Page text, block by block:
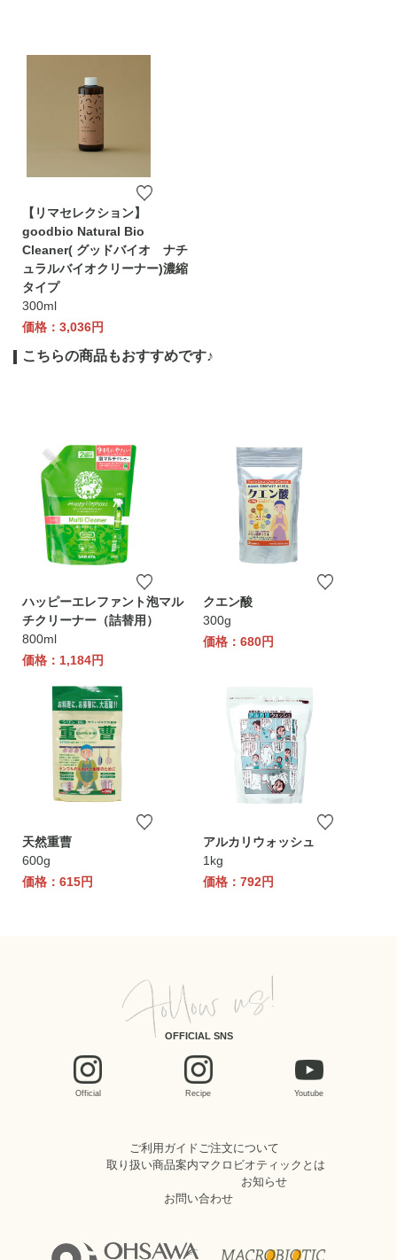
【リマセレクション】
goodbio Natural Bio
Cleaner( グッドバイオ ナチ
ュラルバイオクリーナー)濃縮
タイプ
300ml
価格：3,036円
こちらの商品もおすすめです♪
ハッピーエレファント泡マル
チクリーナー（詰替用）
800ml
価格：1,184円
クエン酸
300g
価格：680円
天然重曹
600g
価格：615円
アルカリウォッシュ
1kg
価格：792円
OFFICIAL SNS
Official Recipe Youtube
ご利用ガイドご注文について
取り扱い商品案内マクロビオティックとは
お知らせ
お問い合わせ